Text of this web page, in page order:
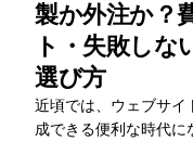
製か外注か？
ト・失敗しな
選び方
近頃では、ウェブサイ
成できる便利な時代に